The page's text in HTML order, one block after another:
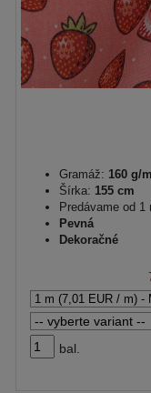
Gramáž: 160 g/
Šírka: 155 cm
Predávame od 1
Pevná
Dekoračné
bal.